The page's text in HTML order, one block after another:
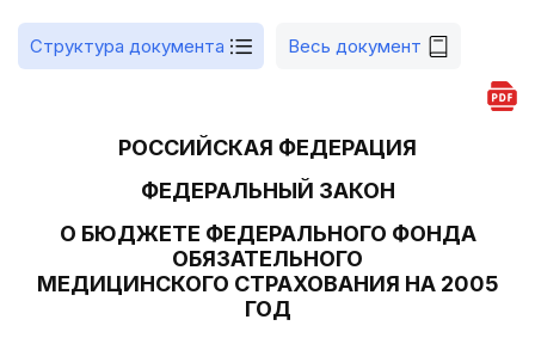
Структура документа Весь документ
РОССИЙСКАЯ ФЕДЕРАЦИЯ
ФЕДЕРАЛЬНЫЙ ЗАКОН
О БЮДЖЕТЕ ФЕДЕРАЛЬНОГО ФОНДА
ОБЯЗАТЕЛЬНОГО
МЕДИЦИНСКОГО СТРАХОВАНИЯ НА 2005
ГОД